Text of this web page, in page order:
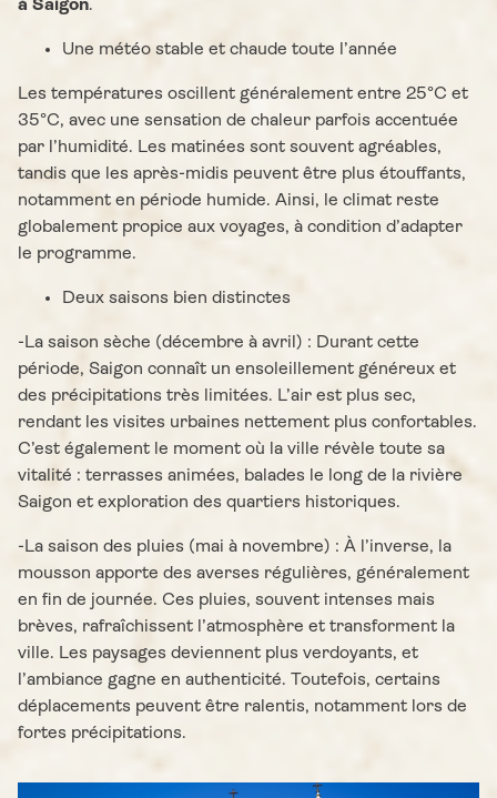
à Saigon.
Une météo stable et chaude toute l’année
Les températures oscillent généralement entre 25°C et
35°C, avec une sensation de chaleur parfois accentuée
par l’humidité. Les matinées sont souvent agréables,
tandis que les après-midis peuvent être plus étouffants,
notamment en période humide. Ainsi, le climat reste
globalement propice aux voyages, à condition d’adapter
le programme.
Deux saisons bien distinctes
-La saison sèche (décembre à avril) : Durant cette
période, Saigon connaît un ensoleillement généreux et
des précipitations très limitées. L’air est plus sec,
rendant les visites urbaines nettement plus confortables.
C’est également le moment où la ville révèle toute sa
vitalité : terrasses animées, balades le long de la rivière
Saigon et exploration des quartiers historiques.
-La saison des pluies (mai à novembre) : À l’inverse, la
mousson apporte des averses régulières, généralement
en fin de journée. Ces pluies, souvent intenses mais
brèves, rafraîchissent l’atmosphère et transforment la
ville. Les paysages deviennent plus verdoyants, et
l’ambiance gagne en authenticité. Toutefois, certains
déplacements peuvent être ralentis, notamment lors de
fortes précipitations.